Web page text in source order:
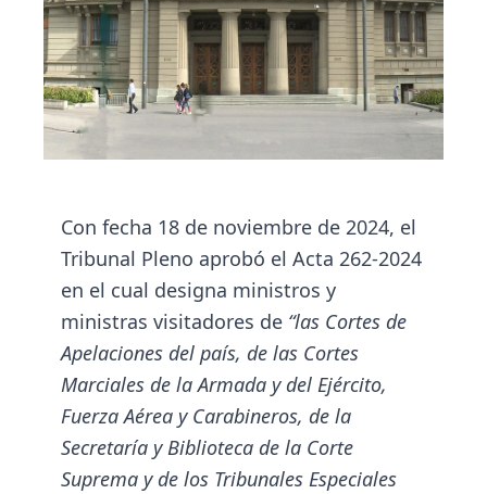
Con fecha 18 de noviembre de 2024, el
Tribunal Pleno aprobó el Acta 262-2024
en el cual designa ministros y
ministras visitadores de “las Cortes de
Apelaciones del país, de las Cortes
Marciales de la Armada y del Ejército,
Fuerza Aérea y Carabineros, de la
Secretaría y Biblioteca de la Corte
Suprema y de los Tribunales Especiales